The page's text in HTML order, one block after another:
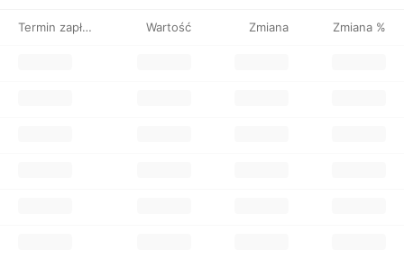
Termin zapłaty Wartość Zmiana Zmiana %